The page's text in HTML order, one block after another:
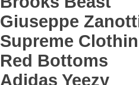
Giuseppe
Supreme
Red Bottoms
Adidas Yeezy